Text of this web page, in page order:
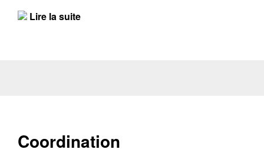
Lire la suite
Coordination